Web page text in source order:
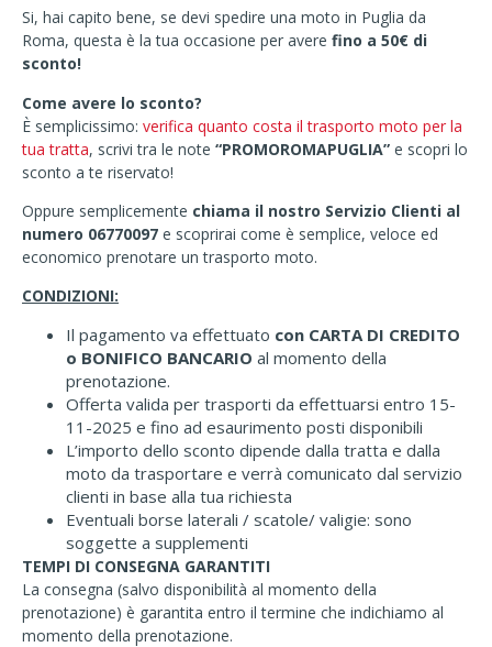
Si, hai capito bene, se devi spedire una moto in Puglia da
Roma, questa è la tua occasione per avere fino a 50€ di
sconto!
Come avere lo sconto?
È semplicissimo: verifica quanto costa il trasporto moto per la
tua tratta, scrivi tra le note “PROMOROMAPUGLIA” e scopri lo
sconto a te riservato!
Oppure semplicemente chiama il nostro Servizio Clienti al
numero 06770097 e scoprirai come è semplice, veloce ed
economico prenotare un trasporto moto.
CONDIZIONI:
Il pagamento va effettuato con CARTA DI CREDITO
o BONIFICO BANCARIO al momento della
prenotazione.
Offerta valida per trasporti da effettuarsi entro 15-
11-2025 e fino ad esaurimento posti disponibili
L’importo dello sconto dipende dalla tratta e dalla
moto da trasportare e verrà comunicato dal servizio
clienti in base alla tua richiesta
Eventuali borse laterali / scatole/ valigie: sono
soggette a supplementi
TEMPI DI CONSEGNA GARANTITI
La consegna (salvo disponibilità al momento della
prenotazione) è garantita entro il termine che indichiamo al
momento della prenotazione.